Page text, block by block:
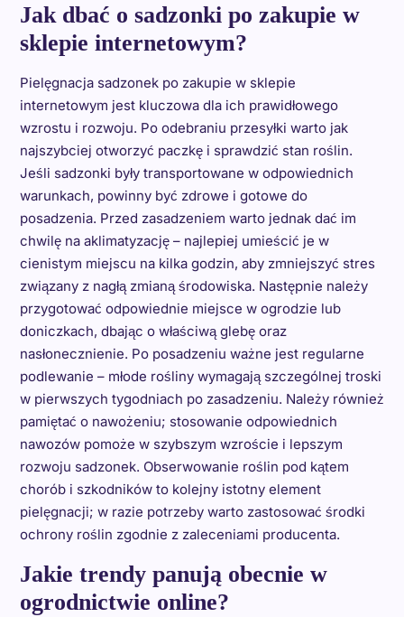
Jak dbać o sadzonki po zakupie w
sklepie internetowym?
Pielęgnacja sadzonek po zakupie w sklepie
internetowym jest kluczowa dla ich prawidłowego
wzrostu i rozwoju. Po odebraniu przesyłki warto jak
najszybciej otworzyć paczkę i sprawdzić stan roślin.
Jeśli sadzonki były transportowane w odpowiednich
warunkach, powinny być zdrowe i gotowe do
posadzenia. Przed zasadzeniem warto jednak dać im
chwilę na aklimatyzację – najlepiej umieścić je w
cienistym miejscu na kilka godzin, aby zmniejszyć stres
związany z nagłą zmianą środowiska. Następnie należy
przygotować odpowiednie miejsce w ogrodzie lub
doniczkach, dbając o właściwą glebę oraz
nasłonecznienie. Po posadzeniu ważne jest regularne
podlewanie – młode rośliny wymagają szczególnej troski
w pierwszych tygodniach po zasadzeniu. Należy również
pamiętać o nawożeniu; stosowanie odpowiednich
nawozów pomoże w szybszym wzroście i lepszym
rozwoju sadzonek. Obserwowanie roślin pod kątem
chorób i szkodników to kolejny istotny element
pielęgnacji; w razie potrzeby warto zastosować środki
ochrony roślin zgodnie z zaleceniami producenta.
Jakie trendy panują obecnie w
ogrodnictwie online?